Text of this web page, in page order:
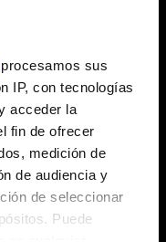
procesamos sus
IP, con tecnologías
acceder la
fin de ofrecer
medición de
de audiencia y
de seleccionar
Puede
en un SSD.
donde has instalado
el juego no esté
de Windows e